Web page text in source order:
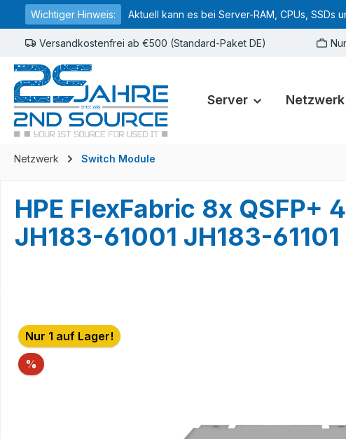
Zur Hauptnavigation springen
Wichtiger Hinweis: Aktuell kann es bei Server-RAM, CPUs,
Versandkostenfrei ab €500 (Standard-Paket DE)
Server Netzwerk
Netzwerk Switch Module
HPE FlexFabric 8x
JH183-61001 JH183-61101
Bildergalerie überspringen
Nur 1 auf Lager!
% Rabatt